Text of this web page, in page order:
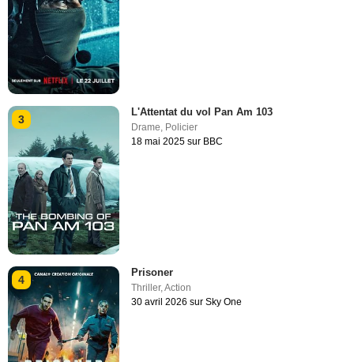
3
L'Attentat du vol Pan Am 103
Drame, Policier
18 mai 2025 sur BBC
4
Prisoner
Thriller,Action
30 avril 2026 sur Sky One